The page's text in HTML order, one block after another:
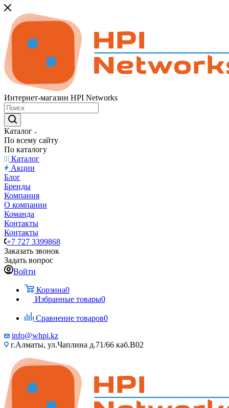
Интернет-магазин HPI Networks
Каталог
По всему сайту
По каталогу
Каталог
Акции
Блог
Бренды
Компания
О компании
Команда
Контакты
Контакты
+7 727 3399868
Заказать звонок
Задать вопрос
Войти
Корзина0
Избранные товары0
Сравнение товаров0
info@whpi.kz
г.Алматы, ул.Чаплина д.71/66 каб.B02